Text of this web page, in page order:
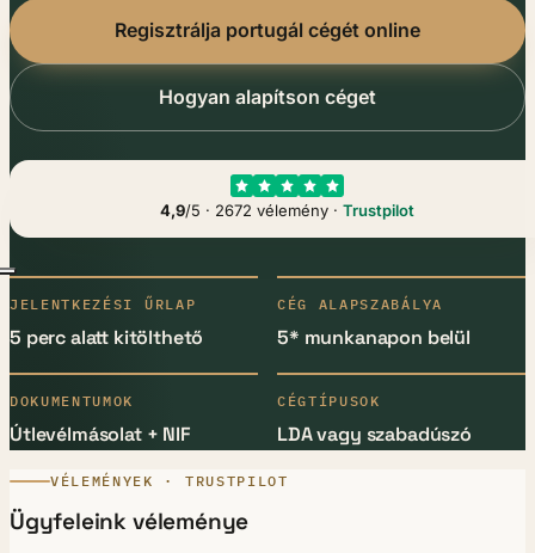
Regisztrálja portugál cégét online
Hogyan alapítson céget
4,9/5 · 2672 vélemény · Trustpilot
JELENTKEZÉSI ŰRLAP
5 perc alatt kitölthető
CÉG ALAPSZABÁLYA
5* munkanapon belül
DOKUMENTUMOK
Útlevélmásolat + NIF
CÉGTÍPUSOK
LDA vagy szabadúszó
VÉLEMÉNYEK · TRUSTPILOT
Ügyfeleink véleménye